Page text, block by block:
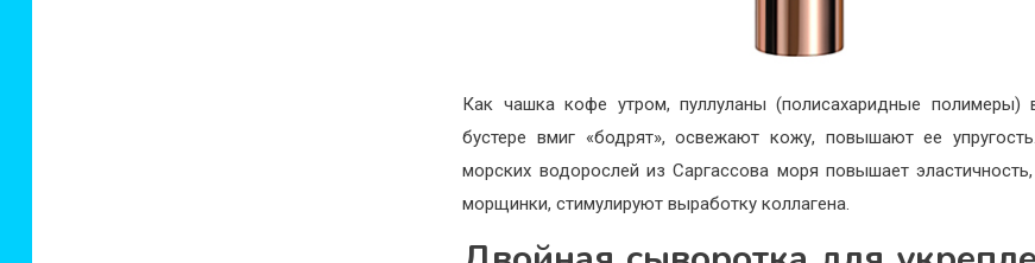
Как чашка кофе утром, пуллуланы (полисахаридные полимеры)
бустере вмиг «бодрят», освежают кожу, повышают ее
морских водорослей из Саргассова моря повышает
морщинки, стимулируют выработку коллагена.